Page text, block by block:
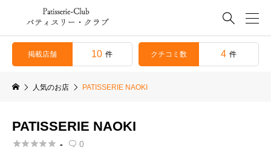

掲載店舗 10 件 クチコミ数 4 件
人気のお店 PATISSERIE NAOKI
PATISSERIE NAOKI
 -  0